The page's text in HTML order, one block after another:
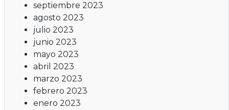
septiembre 2023
agosto 2023
julio 2023
junio 2023
mayo 2023
abril 2023
marzo 2023
febrero 2023
enero 2023